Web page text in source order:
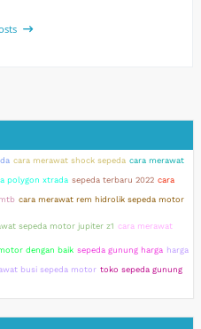
cara merawat shock sepeda cara merawat
polygon xtrada sepeda terbaru 2022 cara
cara merawat rem hidrolik sepeda motor
sepeda motor jupiter z1 cara merawat
dengan baik sepeda gunung harga harga
busi sepeda motor toko sepeda gunung